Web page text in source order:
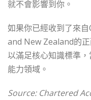
就不會影響到你。
如果你已經收到了來
and New Zealand的
以滿足核心知識標準
能力領域。
Source: Chartered